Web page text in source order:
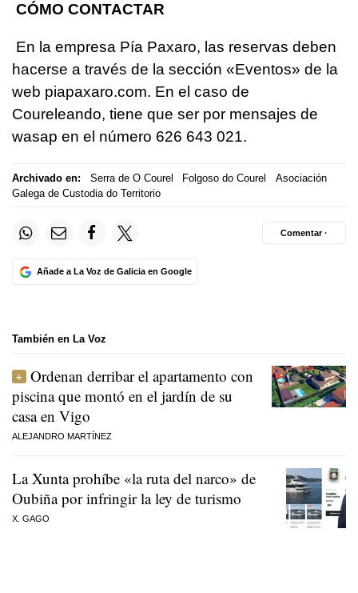
CÓMO CONTACTAR
En la empresa Pía Paxaro, las reservas deben
hacerse a través de la sección «Eventos» de la
web piapaxaro.com. En el caso de
Coureleando, tiene que ser por mensajes de
wasap en el número 626 643 021.
Archivado en: Serra de O Courel Folgoso do Courel
Asociación
Galega de Custodia do Territorio
Añade a La Voz de Galicia en Google
Comentar ·
También en La Voz
Ordenan derribar el apartamento con
piscina que montó en el jardín de su
casa en Vigo
ALEJANDRO MARTÍNEZ
La Xunta prohíbe «la ruta del narco» de
Oubiña por infringir la ley de turismo
X. GAGO